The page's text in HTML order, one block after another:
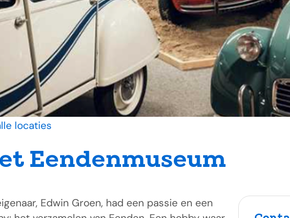
locaties
Eendenmuseum
Edwin Groen, had een passie en een